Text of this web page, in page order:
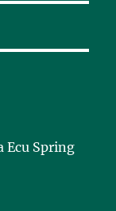
Ecu Spring